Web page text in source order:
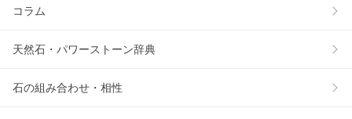
コラム
天然石・パワーストーン辞典
石の組み合わせ・相性